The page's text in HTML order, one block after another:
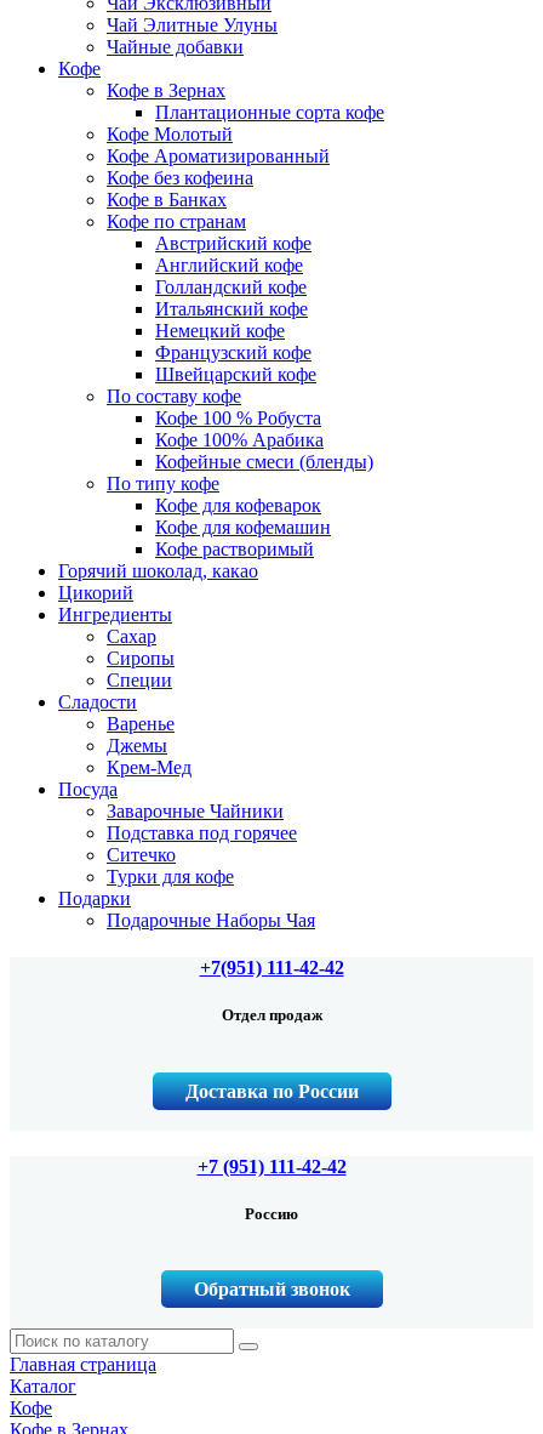
Чай Элитные Улуны
Чайные добавки
Кофе
Кофе в Зернах
Плантационные сорта кофе
Кофе Молотый
Кофе Ароматизированный
Кофе без кофеина
Кофе в Банках
Кофе по странам
Австрийский кофе
Английский кофе
Голландский кофе
Итальянский кофе
Немецкий кофе
Французский кофе
Швейцарский кофе
По составу кофе
Кофе 100 % Робуста
Кофе 100% Арабика
Кофейные смеси (бленды)
По типу кофе
Кофе для кофеварок
Кофе для кофемашин
Кофе растворимый
Горячий шоколад, какао
Цикорий
Ингредиенты
Сахар
Сиропы
Специи
Сладости
Варенье
Джемы
Крем-Мед
Посуда
Заварочные Чайники
Подставка под горячее
Ситечко
Турки для кофе
Подарки
Подарочные Наборы Чая
+7(951) 111-42-42
Отдел продаж
Доставка по России
+7 (951) 111-42-42
Россию
Обратный звонок
Главная страница
Каталог
Кофе